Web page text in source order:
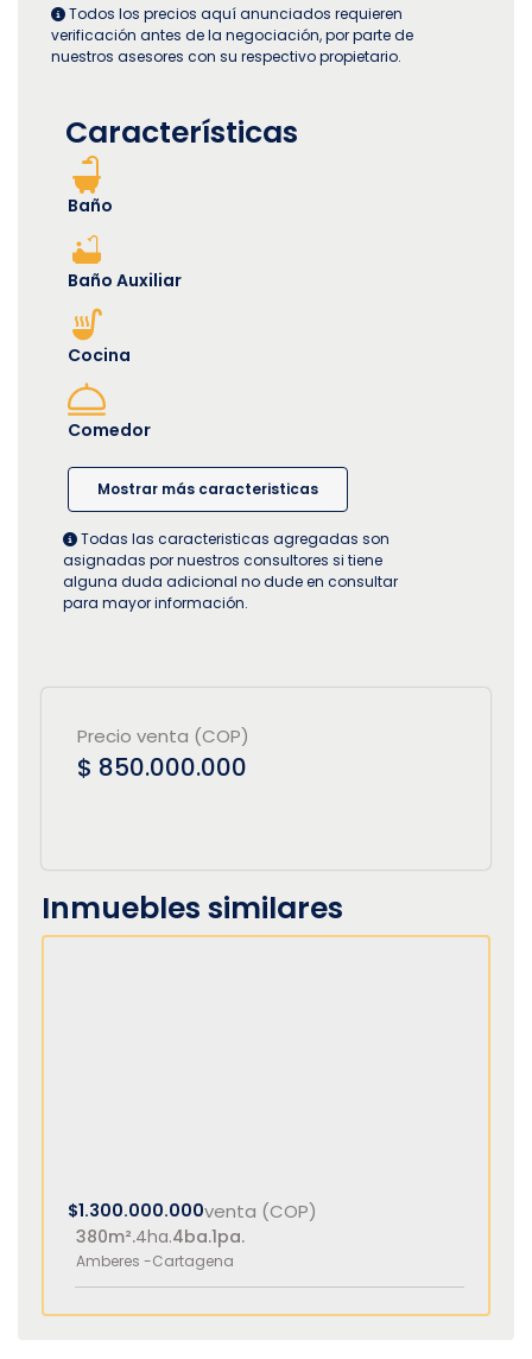
Todos los precios aquí anunciados requieren
verificación antes de la negociación, por parte de
nuestros asesores con su respectivo propietario.
Características
Baño
Baño Auxiliar
Cocina
Comedor
Mostrar más caracteristicas
Todas las caracteristicas agregadas son
asignadas por nuestros consultores si tiene
alguna duda adicional no dude en consultar
para mayor información.
Precio venta (COP)
$ 850.000.000
Inmuebles similares
venta (COP)
$1.300.000.000
380m².4ha.4ba.1pa.
Amberes -Cartagena